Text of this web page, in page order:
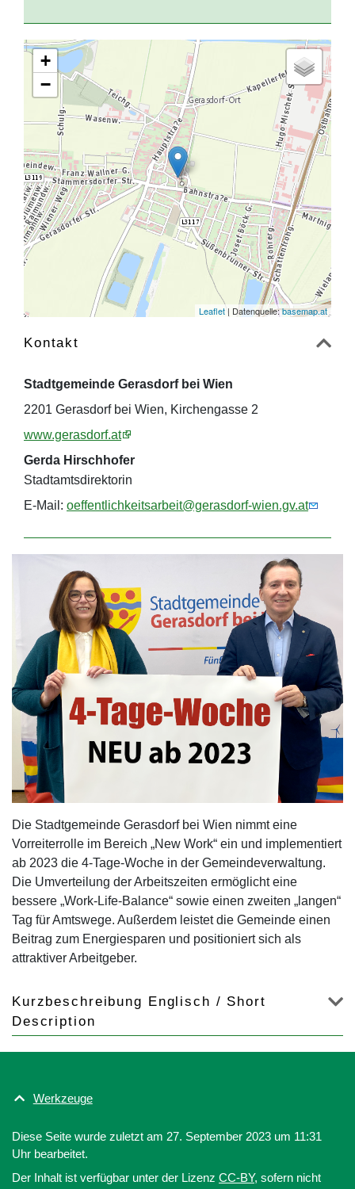
+
−
Leaflet | Datenquelle:basemap.at
Kontakt
Stadtgemeinde Gerasdorf bei Wien
2201 Gerasdorf bei Wien, Kirchengasse 2
www.gerasdorf.at
Gerda Hirschhofer
Stadtamtsdirektorin
E-Mail: oeffentlichkeitsarbeit@gerasdorf-wien.gv.at
Die Stadtgemeinde Gerasdorf bei Wien nimmt eine
Vorreiterrolle im Bereich „New Work“ ein und implementiert
ab 2023 die 4-Tage-Woche in der Gemeindeverwaltung.
Die Umverteilung der Arbeitszeiten ermöglicht eine
bessere „Work-Life-Balance“ sowie einen zweiten „langen“
Tag für Amtswege. Außerdem leistet die Gemeinde einen
Beitrag zum Energiesparen und positioniert sich als
attraktiver Arbeitgeber.
Kurzbeschreibung Englisch / Short
Description
Werkzeuge
Diese Seite wurde zuletzt am 27. September 2023 um 11:31
Uhr bearbeitet.
Der Inhalt ist verfügbar unter der Lizenz CC-BY, sofern nicht